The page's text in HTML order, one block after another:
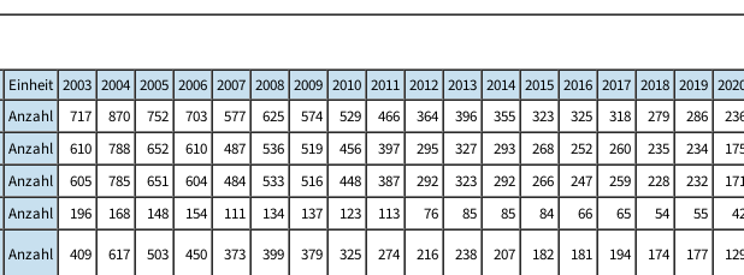
Einheit 2003 2004 2005 2006 2007 2008 2009 2010 2011 2012 2013 2014 2015 2016 2017 2018 2019
Anzahl 717 870 752 703 577 625 574 529 466 364 396 355 323 325 318 279 286
Anzahl 610 788 652 610 487 536 519 456 397 295 327 293 268 252 260 235 234
Anzahl 605 785 651 604 484 533 516 448 387 292 323 292 266 247 259 228 232
Anzahl 196 168 148 154 111 134 137 123 113 76 85 85 84 66 65 54 55
Anzahl 409 617 503 450 373 399 379 325 274 216 238 207 182 181 194 174 177